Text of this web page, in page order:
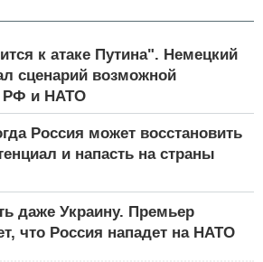
к атаке Путина". Немецкий
сценарий возможной
РФ и НАТО
Россия может восстановить
и напасть на страны
даже Украину. Премьер
что Россия нападет на НАТО